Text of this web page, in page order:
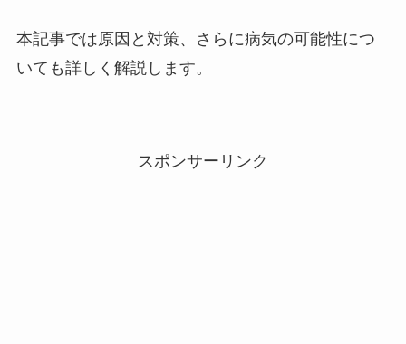
本記事では原因と対策、さらに病気の可能性につ
いても詳しく解説します。
スポンサーリンク